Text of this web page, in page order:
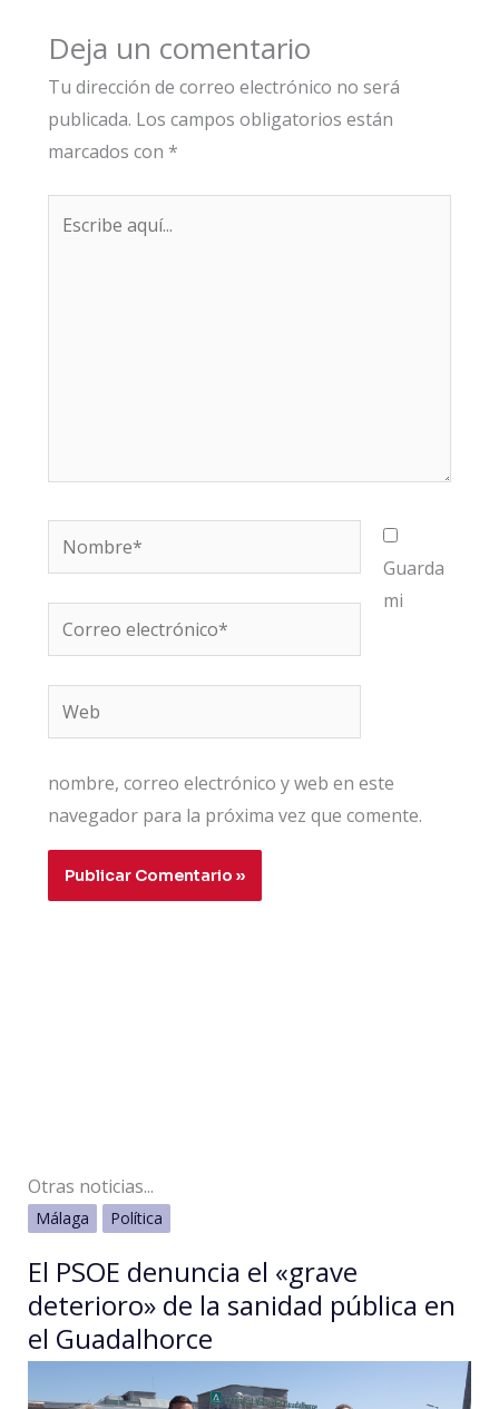
Deja un comentario
Tu dirección de correo electrónico no será
publicada. Los campos obligatorios están
marcados con *
Nombre*
Correo
electrónico*
Web
Guarda
mi
nombre, correo electrónico y web en este
navegador para la próxima vez que comente.
Otras noticias...
Málaga Política
El PSOE denuncia el «grave
deterioro» de la sanidad pública en
el Guadalhorce